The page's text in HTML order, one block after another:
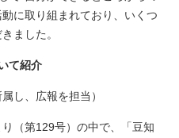
に取り組まれており、いくつ
ました。
て紹介
し、広報を担当）
（第129号）の中で、「豆知